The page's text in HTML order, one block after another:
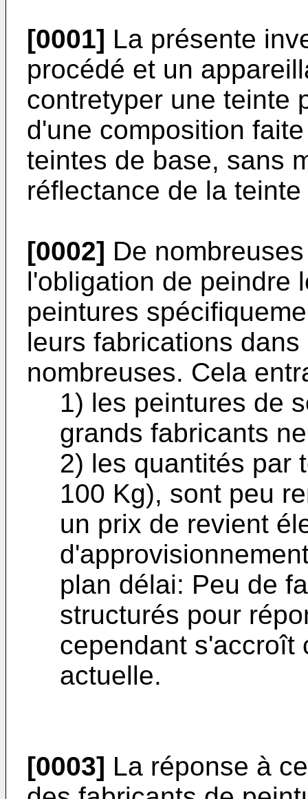
[0001] La présente
procédé et un
contretyper une teinte
d'une composition
teintes de base, sans
réflectance de la
[0002] De
l'obligation de peindre
peintures
leurs fabrications
nombreuses. Cela
1) les peintures de
grands fabricants
2) les quantités par
100 Kg), sont peu
un prix de revient
plan délai: Peu de
structurés pour
cependant s'accroît
actuelle.
[0003] La réponse à